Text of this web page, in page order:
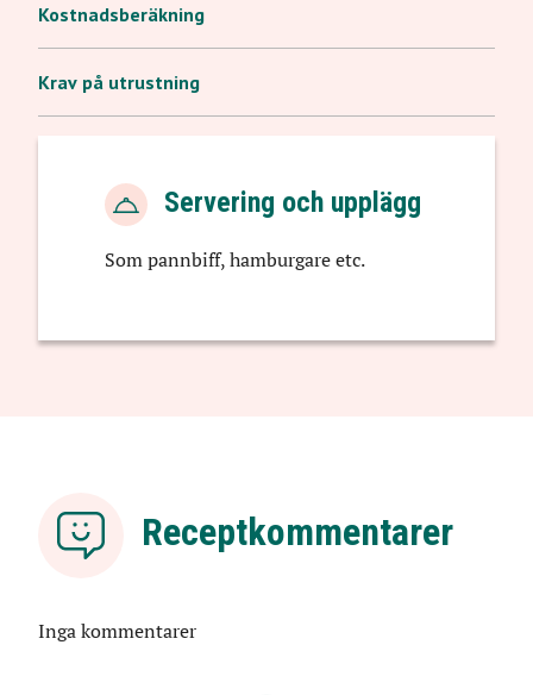
Kostnadsberäkning
Krav på utrustning
Servering och upplägg
Som pannbiff, hamburgare etc.
Receptkommentarer
Inga kommentarer